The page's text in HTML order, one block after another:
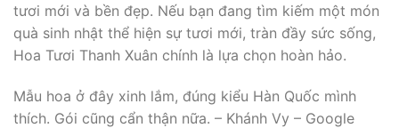
tươi mới và bền đẹp. Nếu bạn đang tìm kiếm một món
quà sinh nhật thể hiện sự tươi mới, tràn đầy sức sống,
Hoa Tươi Thanh Xuân chính là lựa chọn hoàn hảo.
Mẫu hoa ở đây xinh lắm, đúng kiểu Hàn Quốc mình
thích. Gói cũng cẩn thận nữa. – Khánh Vy – Google